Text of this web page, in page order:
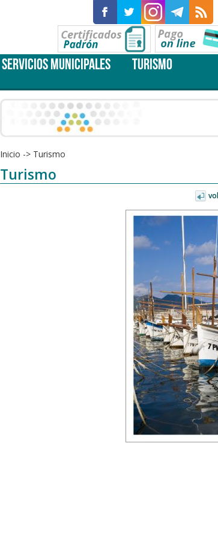
SERVICIOS MUNICIPALES TURISMO
Inicio -> Turismo
Turismo